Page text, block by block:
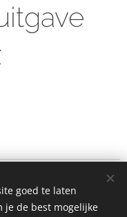
goed te laten
je de best mogelijke